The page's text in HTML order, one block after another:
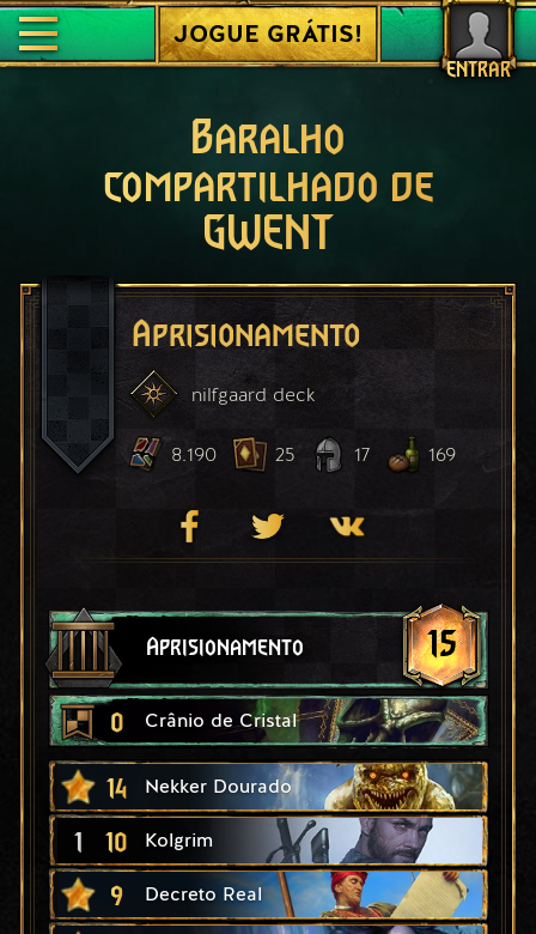
ENTRAR
JOGUE GRÁTIS!
Baralho
compartilhado de
GWENT
Aprisionamento
nilfgaard deck
8.190 25 17 169
Aprisionamento 15
0 Crânio de Cristal
14 Nekker Dourado
1 10 Kolgrim
9 Decreto Real